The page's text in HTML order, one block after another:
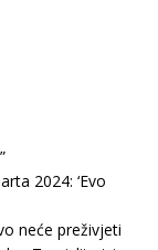
2024: ‘Evo
neće preživjeti